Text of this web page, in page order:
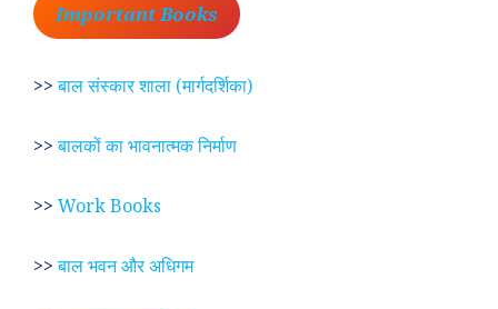
Important Books
>>बाल संस्कार शाला (मार्गदर्शिका)
>>बालकों का भावनात्मक निर्माण
>> Work Books
>>बाल भवन और अधिगम